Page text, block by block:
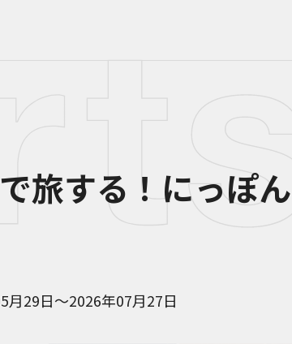
旅する！にっぽん
月29日～2026年07月27日